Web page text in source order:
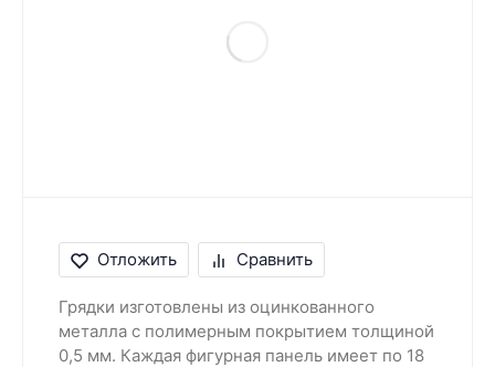
Отложить Сравнить
Грядки изготовлены из оцинкованного
металла с полимерным покрытием толщиной
0,5 мм. Каждая фигурная панель имеет по 18